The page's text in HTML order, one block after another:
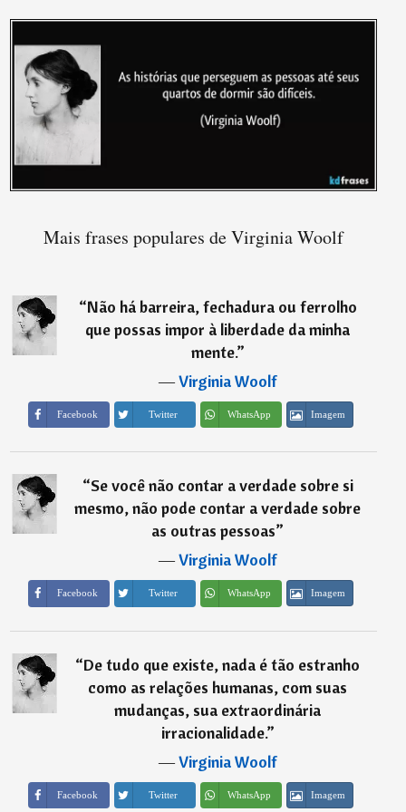
Mais frases populares de Virginia Woolf
“Não há barreira, fechadura ou ferrolho
que possas impor à liberdade da minha
mente.”
―Virginia Woolf
Facebook Twitter WhatsApp Imagem
“Se você não contar a verdade sobre si
mesmo, não pode contar a verdade sobre
as outras pessoas”
―Virginia Woolf
Facebook Twitter WhatsApp Imagem
“De tudo que existe, nada é tão estranho
como as relações humanas, com suas
mudanças, sua extraordinária
irracionalidade.”
―Virginia Woolf
Facebook Twitter WhatsApp Imagem